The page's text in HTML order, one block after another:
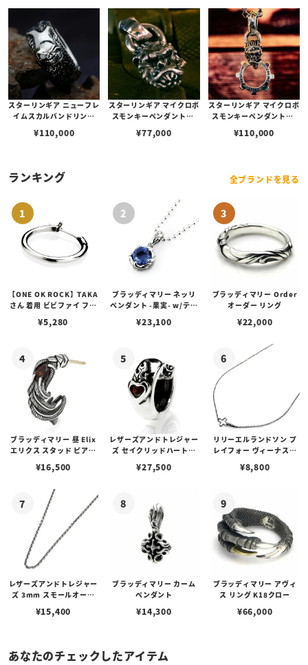
スターリンギア ニューフレ
イムスカルバンドリング
¥110,000
スターリンギア マイクロボ
スモンキーペンダントw/
¥77,000
スターリンギア マイクロボ
スモンキーペンダントw/
シガー/スカー
¥110,000
ランキング 全ブランドを見る
【ONE OK ROCK】TAKA
さん 着用 ビビファイ フー
¥5,280
ブラッディマリー ネッリ
ペンダント -果実- w/ティ
¥23,100
ブラッディマリー Order
オーダー リング
¥22,000
ブラッディマリー 昼 Elix
エリクス スタッド ピアス
¥16,500
レザーズアンドトレジャー
ズ セイクリッドハートピ
¥27,500
リリーエルランドソン プ
レイフォー ヴィーナスチ
¥8,800
レザーズアンドトレジャー
ズ 3mm スモールオーバ
ブスタークラスプ＆LTロ
¥15,400
ブラッディマリー カーム
ペンダント
¥14,300
ブラッディマリー アヴィ
ス リング K18クロー
¥66,000
あなたのチェックしたアイテム